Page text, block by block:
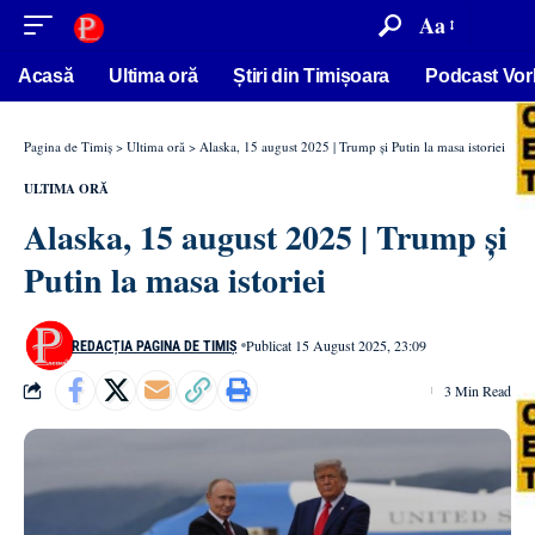
conținut Aa
Acasă Ultima oră Știri din Timișoara Podcast
Pagina de Timiș > Ultima oră > Alaska, 15 august 2025 | Trump și Putin la masa istoriei
ULTIMA ORĂ
Alaska, 15 august 2025 | Trump și
Putin la masa istoriei
REDACȚIA PAGINA DE TIMIȘ Publicat 15 August 2025, 23:09
3 Min Read